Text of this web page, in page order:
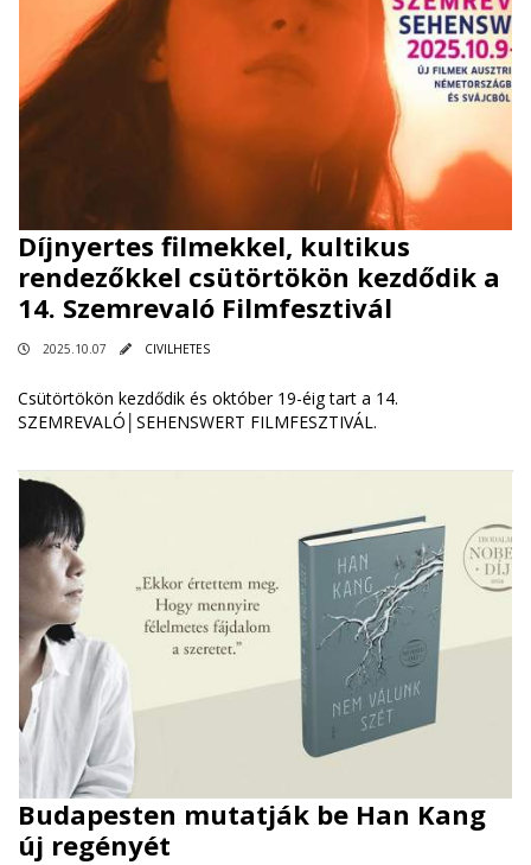
Díjnyertes filmekkel, kultikus
rendezőkkel csütörtökön kezdődik a
14. Szemrevaló Filmfesztivál
2025.10.07 CIVILHETES
Csütörtökön kezdődik és október 19-éig tart a 14.
SZEMREVALÓ│SEHENSWERT FILMFESZTIVÁL.
Budapesten mutatják be Han Kang
új regényét